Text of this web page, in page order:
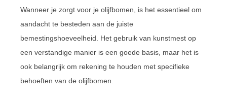
Wanneer je zorgt voor je olijfbomen, is het essentieel om
aandacht te besteden aan de juiste
bemestingshoeveelheid. Het gebruik van kunstmest op
een verstandige manier is een goede basis, maar het is
ook belangrijk om rekening te houden met specifieke
behoeften van de olijfbomen.